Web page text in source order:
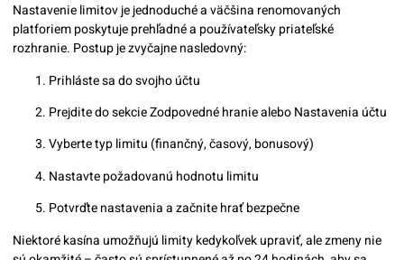
Nastavenie limitov je jednoduché a väčšina renomovaných
platforiem poskytuje prehľadné a používateľsky priateľské
rozhranie. Postup je zvyčajne nasledovný:
Prihláste sa do svojho účtu
Prejdite do sekcie Zodpovedné hranie alebo Nastavenia účtu
Vyberte typ limitu (finančný, časový, bonusový)
Nastavte požadovanú hodnotu limitu
Potvrďte nastavenia a začnite hrať bezpečne
Niektoré kasína umožňujú limity kedykoľvek upraviť, ale zmeny nie